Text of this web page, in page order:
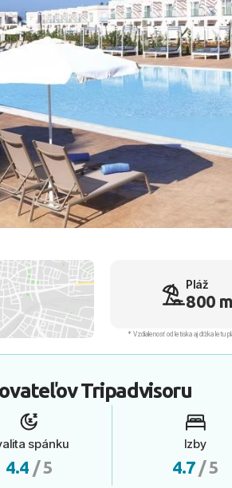
Pláž
800 m
* Vzdialenosť od letiska aj dľžka letu
Tripadvisoru
spánku
4.4 / 5
Izby
4.7 / 5